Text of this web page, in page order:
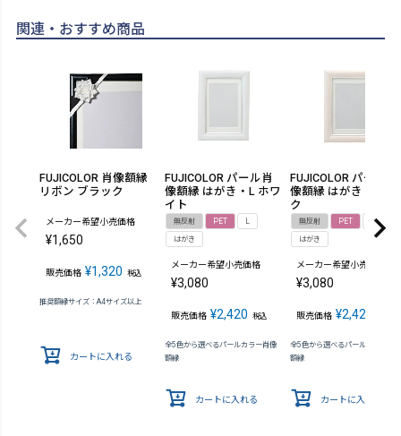
関連・おすすめ商品
FUJICOLOR 肖像額縁
リボン ブラック
メーカー希望小売価格
¥1,650
販売価格 ¥1,320 税込
推奨額縁サイズ：A4サイズ以上
カートに入れる
FUJICOLOR パール肖
像額縁 はがき・L ホワ
イト
無反射 PET
はがき
メーカー希望小売価格
¥3,080
販売価格 ¥2,420 税込
全5色から選べるパールカラー肖像
額縁
カートに入れる
FUJICOLOR パール肖
像額縁 はがき・L ピ
ク
無反射 PET
L
はがき
メーカー希望小売価格
¥3,080
販売価格 ¥2,420
全5色から選べるパールカラー肖像
額縁
カートに入れる